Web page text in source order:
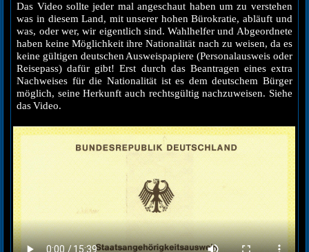
Das Video sollte jeder mal angeschaut haben um zu verstehen
was in diesem Land, mit unserer hohen Bürokratie, abläuft und
was, oder wer, wir eigentlich sind. Wahlhelfer und Abgeordnete
haben keine Möglichkeit ihre Nationalität nach zu weisen, da es
keine gültigen deutschen Ausweispapiere (Personalausweis oder
Reisepass) dafür gibt! Erst durch das Beantragen eines extra
Nachweises für die Nationalität ist es dem deutschem Bürger
möglich, seine Herkunft auch rechtsgültig nachzuweisen. Siehe
das Video.